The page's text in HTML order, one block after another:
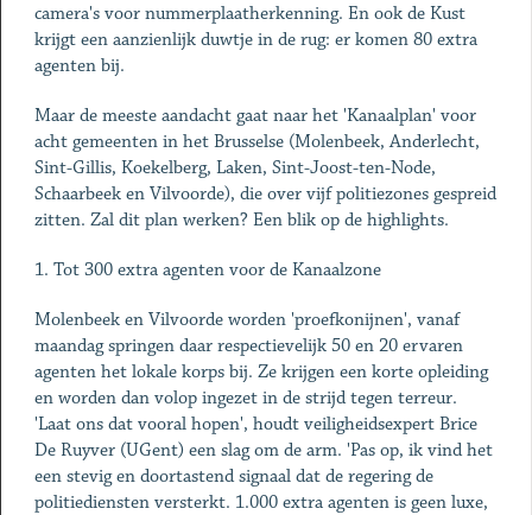
camera's voor nummerplaatherkenning. En ook de Kust
krijgt een aanzienlijk duwtje in de rug: er komen 80 extra
agenten bij.
Maar de meeste aandacht gaat naar het 'Kanaalplan' voor
acht gemeenten in het Brusselse (Molenbeek, Anderlecht,
Sint-Gillis, Koekelberg, Laken, Sint-Joost-ten-Node,
Schaarbeek en Vilvoorde), die over vijf politiezones gespreid
zitten. Zal dit plan werken? Een blik op de highlights.
1. Tot 300 extra agenten voor de Kanaalzone
Molenbeek en Vilvoorde worden 'proefkonijnen', vanaf
maandag springen daar respectievelijk 50 en 20 ervaren
agenten het lokale korps bij. Ze krijgen een korte opleiding
en worden dan volop ingezet in de strijd tegen terreur.
'Laat ons dat vooral hopen', houdt veiligheidsexpert Brice
De Ruyver (UGent) een slag om de arm. 'Pas op, ik vind het
een stevig en doortastend signaal dat de regering de
politiediensten versterkt. 1.000 extra agenten is geen luxe,